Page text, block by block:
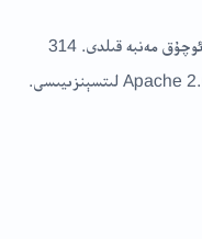
2024-يىلى مارتتا xAI Grok-1 مودېلىنى ئوچۇق مەنبە قىلدى. 314
مىليارد پارامېتىر، MoE ئارخېتېكتۇرىسى، Apache 2.0 لىتسېنزىيىسى.